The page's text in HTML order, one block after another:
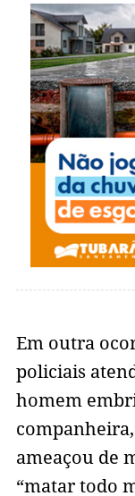
Em outra
policiais
homem
ameaçou de
“matar todo